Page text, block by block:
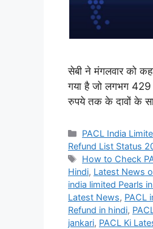
सेबी ने मंगलवार को
गया है जो लगभग
रुपये तक के दावों के
Categories
PACL India
Refund List Status
Tags
How to Check
Hindi, Latest News
india limited Pearls
Latest News, PACL
Refund in hindi,
jankari, PACL Ki